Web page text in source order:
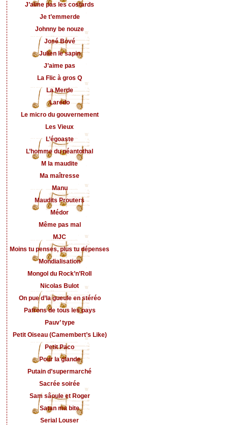
J’aime pas les costards
Je t’emmerde
Johnny be nouze
José Bové
Julien le sapin
J’aime pas
La Flic à gros Q
La Merde
Laredo
Le micro du gouvernement
Les Vieux
L’égoaste
L’homme du néantothal
M la maudite
Ma maîtresse
Manu
Maudits Prouters
Médor
Même pas mal
MJC
Moins tu penses, plus tu dépenses
Mondialisation
Mongol du Rock’n’Roll
Nicolas Bulot
On pue d’la gueule en stéréo
Patrons de tous les pays
Pauv’ type
Petit Oiseau (Camembert’s Like)
Petit Paco
Pour la glande
Putain d’supermarché
Sacrée soirée
Sam sâoule et Roger
Satan ma bite
Serial Louser